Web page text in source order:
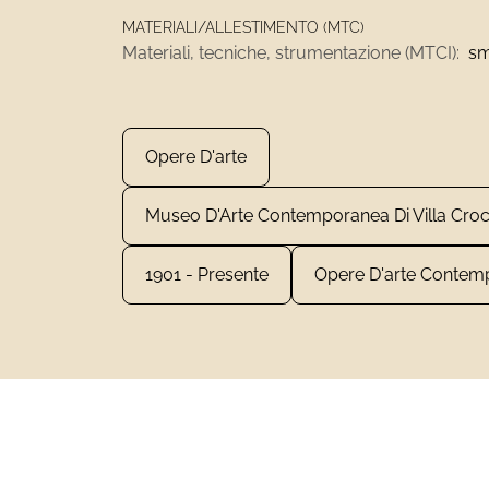
MATERIALI/ALLESTIMENTO (MTC)
Materiali, tecniche, strumentazione (MTCI):
Opere D'arte
Museo D'Arte Contemporanea Di Villa
1901 - Presente Opere D'arte